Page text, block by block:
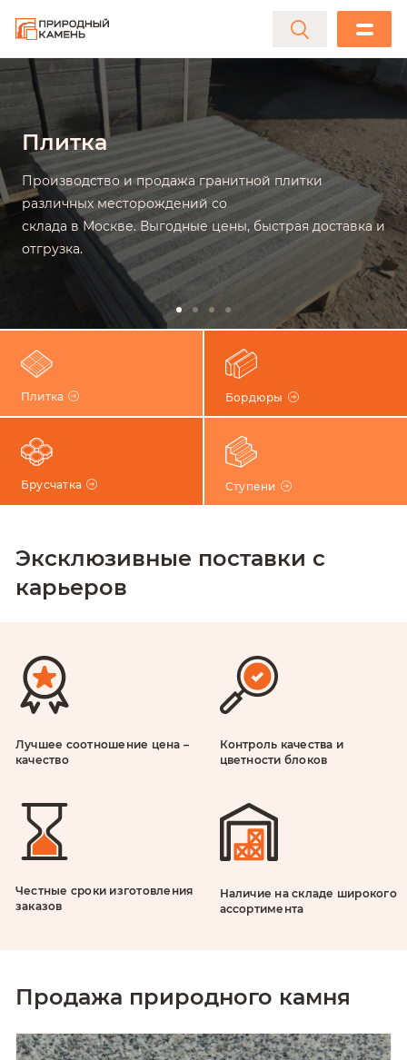
Заказать
природный
камень
Плитка
Производство и продажа гранитной плитки
различных месторождений со
склада в Москве. Выгодные цены, быстрая доставка и
отгрузка.
Плитка Бордюры
Брусчатка Ступени
Эксклюзивные поставки с
карьеров
Лучшее соотношение цена –
качество
Контроль качества и
цветности блоков
Честные сроки изготовления
заказов
Наличие на складе широкого
ассортимента
Продажа природного камня